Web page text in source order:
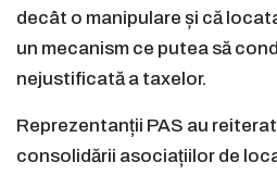
decât o manipulare și că
un mecanism ce putea să
nejustificată a taxelor.
Reprezentanții PAS au
consolidării asociațiilor de